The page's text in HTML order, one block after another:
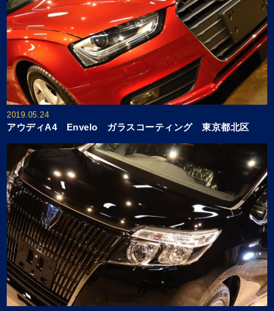
2019.05.24
アウディA4 Envelo ガラスコーティング 東京都北区